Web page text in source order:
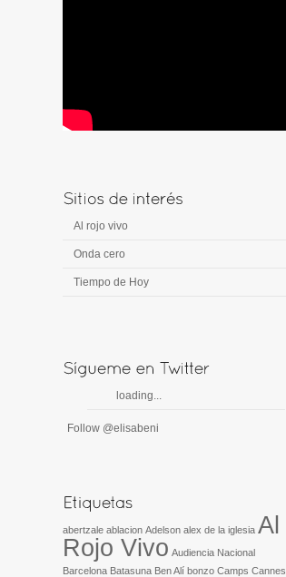
Al rojo vivo
Onda cero
Tiempo de Hoy
loading...
Follow @elisabeni
abertzale ablacion Adelson alex de la iglesia Al
Rojo Vivo Audiencia Nacional
Barcelona Batasuna Ben Alí bonzo Camps Cannes